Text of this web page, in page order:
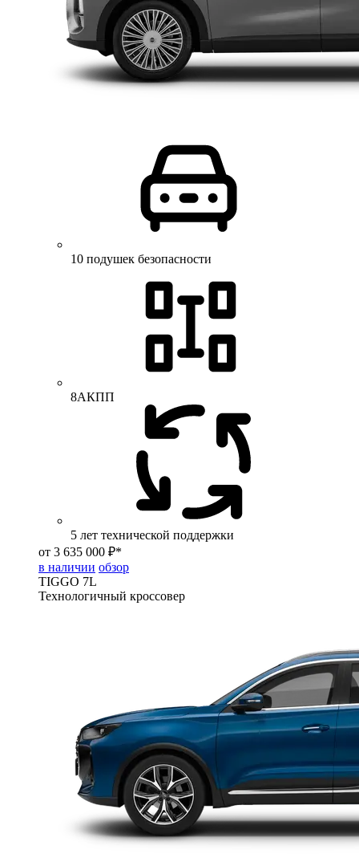
10 подушек безопасности
8АКПП
5 лет технической поддержки
от 3 635 000 ₽*
в наличии обзор
TIGGO 7L
Технологичный кроссовер